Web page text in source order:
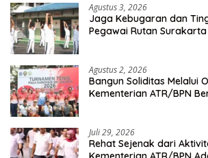
Agustus 3, 2026
Jaga Kebugaran dan
Pegawai Rutan
Agustus 2, 2026
Bangun Soliditas Melalui
Kementerian ATR/BPN
Juli 29, 2026
Rehat Sejenak dari